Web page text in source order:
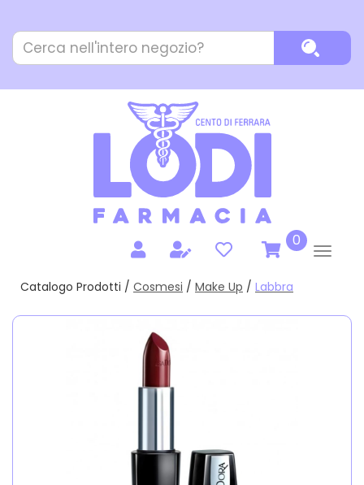
contenuto
principale
Cerca
Prodotto
0prodotti
inseriti
Catalogo Prodotti / Cosmesi / Make Up / Labbra